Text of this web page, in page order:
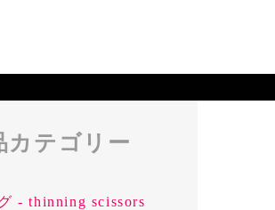
カテゴリー
- thinning scissors